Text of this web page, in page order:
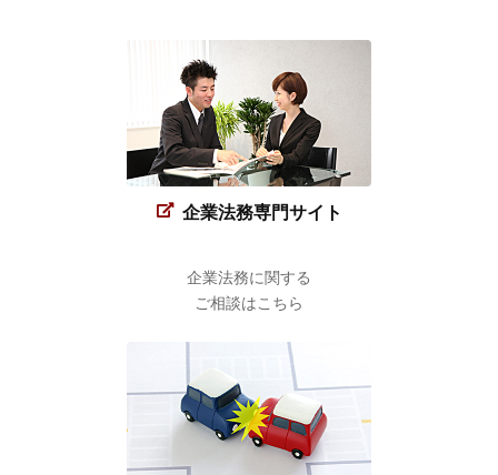
企業法務専門サイト
企業法務に関する
ご相談はこちら